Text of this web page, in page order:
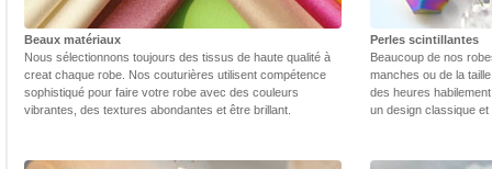
Beaux matériaux
Nous sélectionnons toujours des tissus de haute qualité à
creat chaque robe. Nos couturières utilisent compétence
sophistiqué pour faire votre robe avec des couleurs
vibrantes, des textures abondantes et être brillant.
Perles scintillantes
Beaucoup de nos
manches ou de la
des heures
un design classique